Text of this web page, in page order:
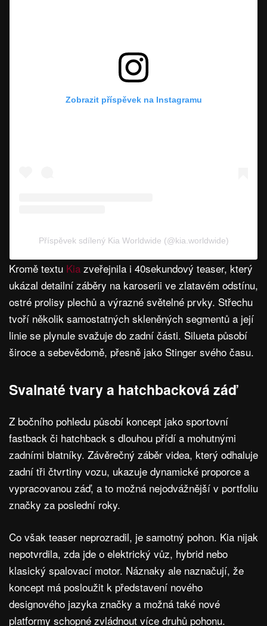
Zobrazit příspěvek na Instagramu
Příspěvek sdílený Kia Worldwide (@kia.worldwide)
Kromě textu Kia zveřejnila i 40sekundový teaser, který
ukázal detailní záběry na karoserii ve zlatavém odstínu,
ostré prolisy plechů a výrazné světelné prvky. Střechu
tvoří několik samostatných skleněných segmentů a její
linie se plynule svažuje do zadní části. Silueta působí
široce a sebevědomě, přesně jako Stinger svého času.
Svalnaté tvary a hatchbacková záď
Z bočního pohledu působí koncept jako sportovní
fastback či hatchback s dlouhou přídí a mohutnými
zadními blatníky. Závěrečný záběr videa, který odhaluje
zadní tři čtvrtiny vozu, ukazuje dynamické proporce a
vypracovanou záď, a to možná nejodvážnější v portfoliu
značky za poslední roky.
Co však teaser neprozradil, je samotný pohon. Kia nijak
nepotvrdila, zda jde o elektrický vůz, hybrid nebo
klasický spalovací motor. Náznaky ale naznačují, že
koncept má posloužit k představení nového
designového jazyka značky a možná také nové
platformy schopné zvládnout více druhů pohonu.